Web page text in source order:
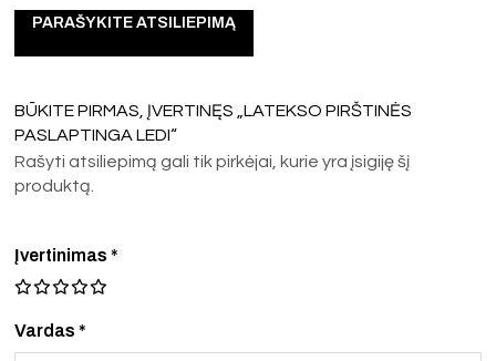
PARAŠYKITE ATSILIEPIMĄ
BŪKITE PIRMAS, ĮVERTINĘS „LATEKSO PIRŠTINĖS
PASLAPTINGA LEDI“
Rašyti atsiliepimą gali tik pirkėjai, kurie yra įsigiję šį
produktą.
Vardas *
Įvertinimas*